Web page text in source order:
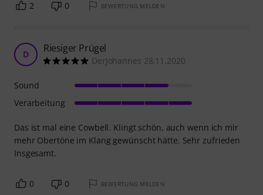
2 0 BEWERTUNG MELDEN
D Riesiger Prügel
DerJohannes 28.11.2020
Das ist mal eine Cowbell. Klingt schön, auch wenn ich mir
mehr Obertöne im Klang gewünscht hätte. Sehr zufrieden
Insgesamt.
Sound
Verarbeitung
0 0 BEWERTUNG MELDEN